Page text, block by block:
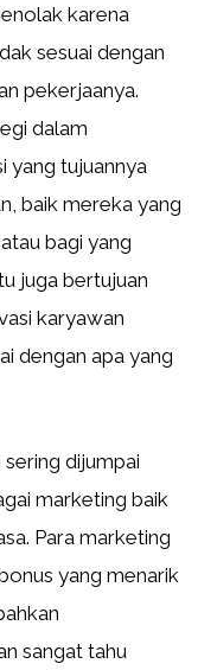
karena
sesuai dengan
pekerjaanya.
dalam
yang tujuannya
baik mereka yang
bagi yang
juga bertujuan
karyawan
dengan apa yang
dijumpai
marketing baik
Para marketing
yang menarik
sangat tahu